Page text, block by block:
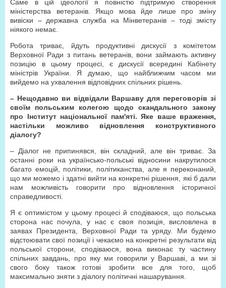
Саме в цій ідеології я повністю підтримую створення
міністерства ветеранів. Якщо мова йде лише про зміну
вивіски – державна служба на Мінветеранів – тоді змісту
ніякого немає.
Робота триває, йдуть продуктивні дискусії з комітетом
Верховної Ради з питань ветеранів, вони займають активну
позицію в цьому процесі, є дискусії всередині Кабінету
міністрів України. Я думаю, що найближчим часом ми
вийдемо на ухвалення відповідних спільних рішень.
– Нещодавно ви відвідали Варшаву для переговорів зі
своїм польським колегою щодо скандального закону
про Інститут національної пам'яті. Яке ваше враження,
настільки можливо відновлення конструктивного
діалогу?
– Діалог не припинявся, він складний, але він триває. За
останні роки на українсько-польські відносини накрутилося
багато емоцій, політики, політиканства, але я переконаний,
що ми можемо і здатні вийти на конкретні рішення, які б дали
нам можливість говорити про відновлення історичної
справедливості.
Я є оптимістом у цьому процесі й сподіваюся, що польська
сторона нас почула, у нас є своя позиція, висловлена в
заявах Президента, Верховної Ради та уряду. Ми будемо
відстоювати свої позиції і чекаємо на конкретні результати від
польської сторони, сподіваюся, вона виконає ту частину
спільних завдань, про яку ми говорили у Варшаві, а ми зі
свого боку також готові зробити все для того, щоб
максимально зняти з діалогу політичні нашарування.